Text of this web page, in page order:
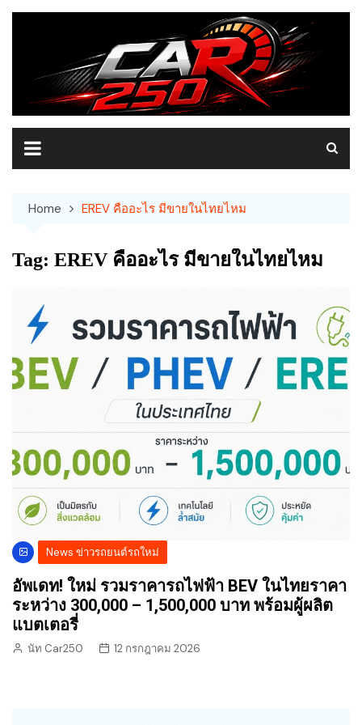
Skip
Home EREV คืออะไร มีขายในไทยไหม
Tag: EREV คืออะไร มีขายในไทยไหม
News ข่าวรถยนต์รถใหม่
อัพเดท! ใหม่ รวมราคารถไฟฟ้า BEV ในไทยราคา
ระหว่าง 300,000 – 1,500,000 บาท พร้อมผู้ผลิต
แบตเตอรี่
นัท Car250 12 กรกฎาคม 2026